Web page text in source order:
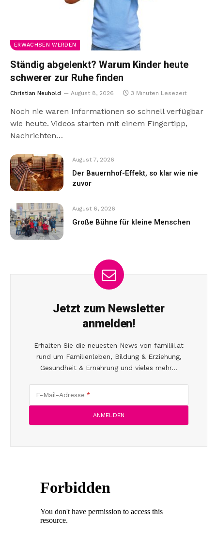
ERWACHSEN WERDEN
Ständig abgelenkt? Warum Kinder heute
schwerer zur Ruhe finden
Christian Neuhold August 8, 2026 3 Minuten Lesezeit
Noch nie waren Informationen so schnell verfügbar
wie heute. Videos starten mit einem Fingertipp,
Nachrichten…
August 7, 2026
Der Bauernhof-Effekt, so klar wie nie
zuvor
August 6, 2026
Große Bühne für kleine Menschen
Jetzt zum Newsletter
anmelden!
Erhalten Sie die neuesten News von familiii.at
rund um Familienleben, Bildung & Erziehung,
Gesundheit & Ernährung und vieles mehr...
E-Mail-Adresse